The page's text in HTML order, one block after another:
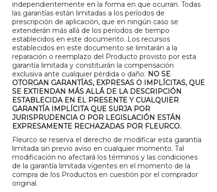
independientemente en la forma en que ocurran. Todas
las garantías están limitadas a los períodos de
prescripción de aplicación, que en ningún caso se
extenderán más allá de los períodos de tiempo
establecidos en este documento. Los recursos
establecidos en este documento se limitarán a la
reparación o reemplazo del Producto provisto por esta
garantía limitada y constituirán la compensación
exclusiva ante cualquier pérdida o daño. NO SE
OTORGAN GARANTÍAS, EXPRESAS O IMPLÍCITAS, QUE
SE EXTIENDAN MÁS ALLÁ DE LA DESCRIPCIÓN
ESTABLECIDA EN EL PRESENTE Y CUALQUIER
GARANTÍA IMPLÍCITA QUE SURJA POR
JURISPRUDENCIA O POR LEGISLACIÓN ESTÁN
EXPRESAMENTE RECHAZADAS POR FLEURCO.
Fleurco se reserva el derecho de modificar esta garantía
limitada sin previo aviso en cualquier momento. Tal
modificación no afectará los términos y las condiciones
de la garantía limitada vigentes en el momento de la
compra de los Productos en cuestión por el comprador
original.